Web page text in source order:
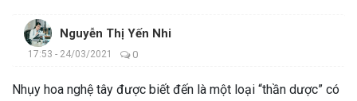
Nguyễn Thị Yến Nhi
17:53 - 24/03/2021 0
Nhụy hoa nghệ tây được biết đến là một loại “thần dược” có